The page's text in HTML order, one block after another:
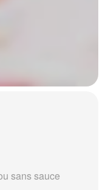
sans sauce